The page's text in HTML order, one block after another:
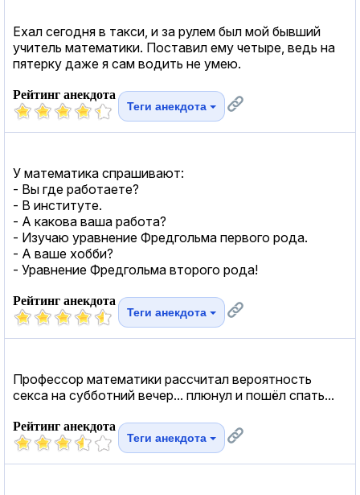
Ехал сегодня в такси, и за рулем был мой бывший
учитель математики. Поставил ему четыре, ведь на
пятерку даже я сам водить не умею.
Рейтинг анекдота
Теги анекдота
У математика спрашивают:
- Вы где работаете?
- В институте.
- А какова ваша работа?
- Изучаю уравнение Фредгольма первого рода.
- А ваше хобби?
- Уравнение Фредгольма второго рода!
Рейтинг анекдота
Теги анекдота
Профессор математики рассчитал вероятность
секса на субботний вечер... плюнул и пошёл спать...
Рейтинг анекдота
Теги анекдота